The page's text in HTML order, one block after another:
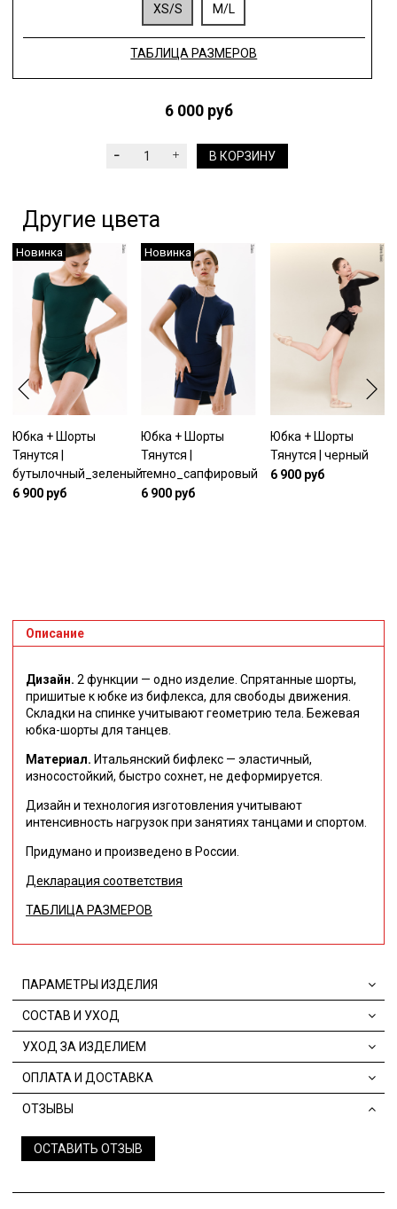
XS/S M/L
ТАБЛИЦА РАЗМЕРОВ
6 000 руб
В КОРЗИНУ
Другие цвета
Новинка
Юбка + Шорты
Тянутся |
бутылочный_зеленый
6 900 руб
Новинка
Юбка + Шорты
Тянутся |
темно_сапфировый
6 900 руб
Юбка + Шорты
Тянутся | черный
6 900 руб
Описание
Дизайн. 2 функции — одно изделие. Спрятанные шорты,
пришитые к юбке из бифлекса, для свободы движения.
Складки на спинке учитывают геометрию тела. Бежевая
юбка-шорты для танцев.
Материал. Итальянский бифлекс — эластичный,
износостойкий, быстро сохнет, не деформируется.
Дизайн и технология изготовления учитывают
интенсивность нагрузок при занятиях танцами и спортом.
Придумано и произведено в России.
Декларация соответствия
ТАБЛИЦА РАЗМЕРОВ
ПАРАМЕТРЫ ИЗДЕЛИЯ
СОСТАВ И УХОД
УХОД ЗА ИЗДЕЛИЕМ
ОПЛАТА И ДОСТАВКА
ОТЗЫВЫ
ОСТАВИТЬ ОТЗЫВ